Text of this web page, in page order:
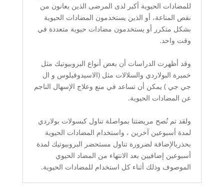
للمضادات الحيوية أكبر لدى المرضى الذين يعانون من
نقص المناعة، أو الذين يستخدمون المضادات الحيوية
بشكل متكرر أو يستخدمون مضادات حيوية متعددة في
وقت واحد.
وقد أظهرت الدراسات أن بعض أنواع البروبيوتيك مثل
خميرة البولاردي والسلالات مثل (الاسيدوفيلوس و ال
جي جي ) يمكن أن تساعد في منع وعلاج الإسهال الناجم
عن المضادات الحيوية.
ولقد تم نُصح مريضتنا بمواصلة تناول كبسولات بولاردي
لمدة أسبوعين آخرين ، واستخدام المضادات الحيوية
بحذربالإضافة لضرورة تناول مستحضر البروبيوتيك لمدة
أسبوعين إضافيين بعد الانتهاء من المضاد الحيوي
الموصوف وذلك أثناء كل استخدام للمضادات الحيوية.